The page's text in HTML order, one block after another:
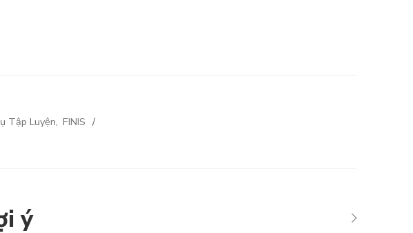
Tập Luyện, FINIS
ý